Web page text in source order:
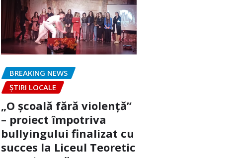
BREAKING NEWS
ȘTIRI LOCALE
„O școală fără violență”
– proiect împotriva
bullyingului finalizat cu
succes la Liceul Teoretic